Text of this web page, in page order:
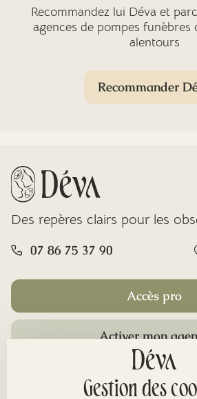
Recommandez lui Déva et
agences de pompes funèbres
alentours
Recommander
Des repères clairs pour les
07 86 75 37 90
Accès pro
Activer mon
Gestion des